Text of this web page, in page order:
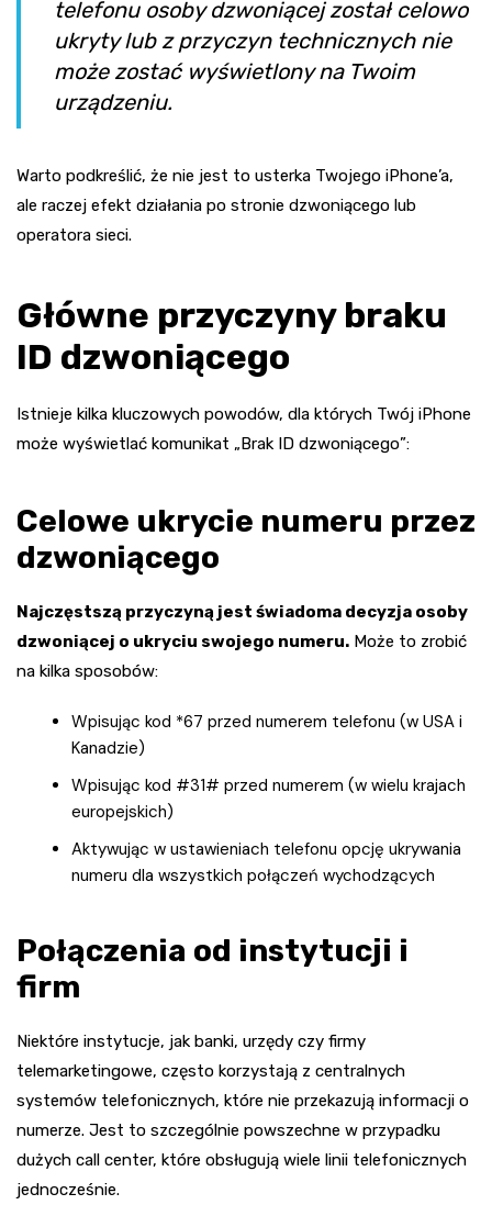
telefonu osoby dzwoniącej został celowo
ukryty lub z przyczyn technicznych nie
może zostać wyświetlony na Twoim
urządzeniu.
Warto podkreślić, że nie jest to usterka Twojego iPhone’a,
ale raczej efekt działania po stronie dzwoniącego lub
operatora sieci.
Główne przyczyny braku
ID dzwoniącego
Istnieje kilka kluczowych powodów, dla których Twój iPhone
może wyświetlać komunikat „Brak ID dzwoniącego”:
Celowe ukrycie numeru przez
dzwoniącego
Najczęstszą przyczyną jest świadoma decyzja osoby
dzwoniącej o ukryciu swojego numeru. Może to zrobić
na kilka sposobów:
Wpisując kod *67 przed numerem telefonu (w USA i
Kanadzie)
Wpisując kod #31# przed numerem (w wielu krajach
europejskich)
Aktywując w ustawieniach telefonu opcję ukrywania
numeru dla wszystkich połączeń wychodzących
Połączenia od instytucji i
firm
Niektóre instytucje, jak banki, urzędy czy firmy
telemarketingowe, często korzystają z centralnych
systemów telefonicznych, które nie przekazują informacji o
numerze. Jest to szczególnie powszechne w przypadku
dużych call center, które obsługują wiele linii telefonicznych
jednocześnie.